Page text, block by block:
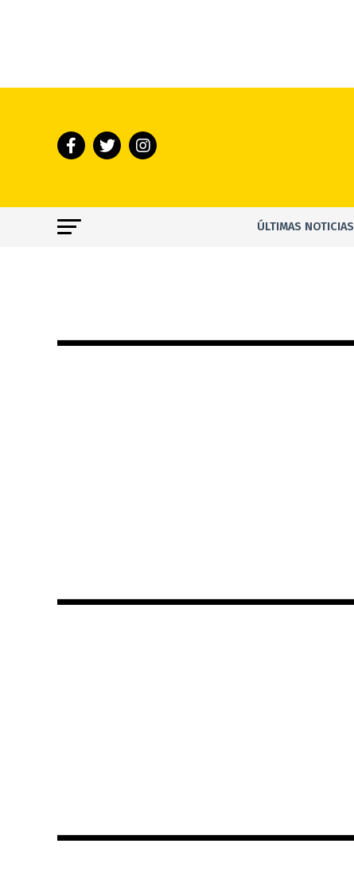
ÚLTIMAS NOTICIAS